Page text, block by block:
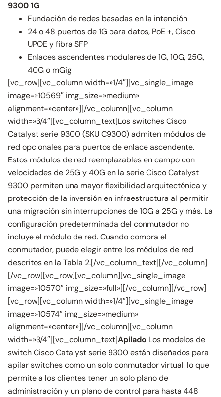
9300 1G
Fundación de redes basadas en la intención
24 o 48 puertos de 1G para datos, PoE +, Cisco
UPOE y fibra SFP
Enlaces ascendentes modulares de 1G, 10G, 25G,
40G o mGig
[vc_row][vc_column width=»1/4″][vc_single_image
image=»10569″ img_size=»medium»
alignment=»center»][/vc_column][vc_column
width=»3/4″][vc_column_text]Los switches Cisco
Catalyst serie 9300 (SKU C9300) admiten módulos de
red opcionales para puertos de enlace ascendente.
Estos módulos de red reemplazables en campo con
velocidades de 25G y 40G en la serie Cisco Catalyst
9300 permiten una mayor flexibilidad arquitectónica y
protección de la inversión en infraestructura al permitir
una migración sin interrupciones de 10G a 25G y más. La
configuración predeterminada del conmutador no
incluye el módulo de red. Cuando compra el
conmutador, puede elegir entre los módulos de red
descritos en la Tabla 2.[/vc_column_text][/vc_column]
[/vc_row][vc_row][vc_column][vc_single_image
image=»10570″ img_size=»full»][/vc_column][/vc_row]
[vc_row][vc_column width=»1/4″][vc_single_image
image=»10574″ img_size=»medium»
alignment=»center»][/vc_column][vc_column
width=»3/4″][vc_column_text]Apilado Los modelos de
switch Cisco Catalyst serie 9300 están diseñados para
apilar switches como un solo conmutador virtual, lo que
permite a los clientes tener un solo plano de
administración y un plano de control para hasta 448